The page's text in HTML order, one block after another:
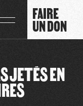
FAIRE
UN DON
JETÉS EN